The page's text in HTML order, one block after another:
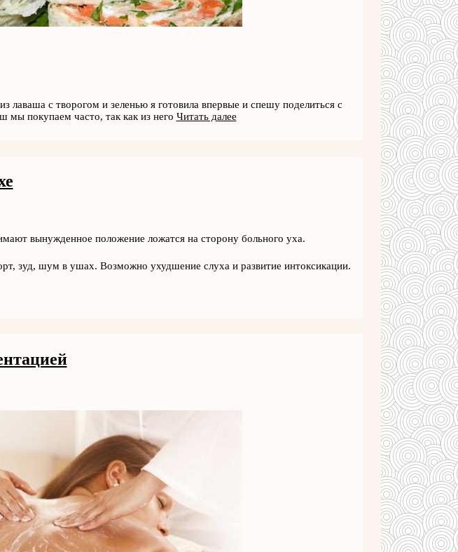
лаваша с творогом и зеленью я готовила впервые и спешу поделиться с
мы покупаем часто, так как из него Читать далее
вынужденное положение ложатся на сторону больного уха.
зуд, шум в ушах. Возможно ухудшение слуха и развитие интоксикации.